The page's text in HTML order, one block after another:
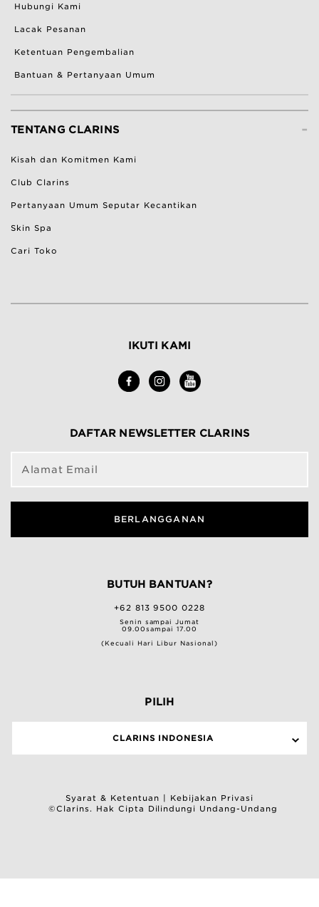
Hubungi Kami
Lacak Pesanan
Ketentuan Pengembalian
Bantuan & Pertanyaan Umum
-
TENTANG CLARINS
Kisah dan Komitmen Kami
Club Clarins
Pertanyaan Umum Seputar Kecantikan
Skin Spa
Cari Toko
IKUTI KAMI
DAFTAR NEWSLETTER CLARINS
Alamat Email
BERLANGGANAN
BUTUH BANTUAN?
+62 813 9500 0228
Senin sampai Jumat
09.00sampai 17.00
(Kecuali Hari Libur Nasional)
PILIH
CLARINS INDONESIA
Syarat & Ketentuan | Kebijakan Privasi
©Clarins. Hak Cipta Dilindungi Undang-Undang